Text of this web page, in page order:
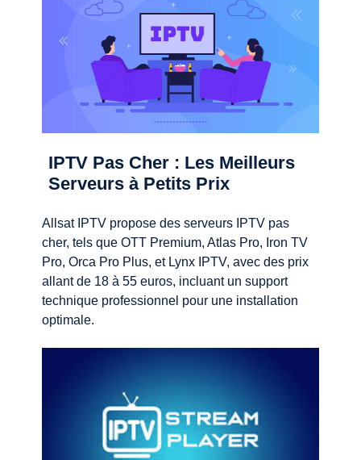
IPTV Pas Cher : Les Meilleurs
Serveurs à Petits Prix
Allsat IPTV propose des serveurs IPTV pas
cher, tels que OTT Premium, Atlas Pro, Iron TV
Pro, Orca Pro Plus, et Lynx IPTV, avec des prix
allant de 18 à 55 euros, incluant un support
technique professionnel pour une installation
optimale.